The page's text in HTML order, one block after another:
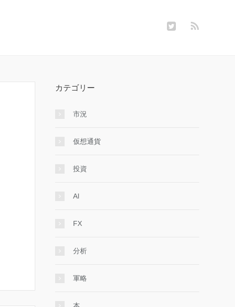
カテゴリー
市況
仮想通貨
投資
AI
FX
分析
軍略